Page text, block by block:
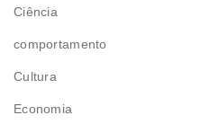
Ciência
comportamento
Cultura
Economia